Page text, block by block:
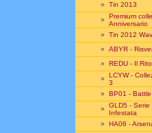
» Tin 2013
» Premium
Anniversario
» Tin 2012
» ABYR -
» REDU - Il
» LCYW -
3
» BP01 -
» GLD5 - Serie
Infestata
» HA06 -